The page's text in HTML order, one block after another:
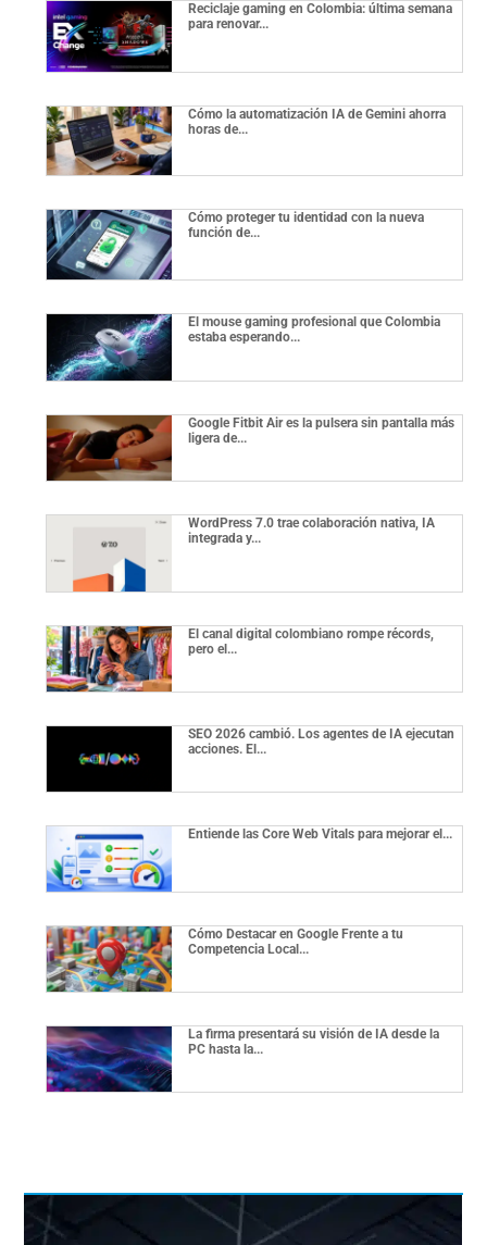
Reciclaje gaming en Colombia: última semana
para renovar...
Cómo la automatización IA de Gemini ahorra
horas de...
Cómo proteger tu identidad con la nueva
función de...
El mouse gaming profesional que Colombia
estaba esperando...
Google Fitbit Air es la pulsera sin pantalla más
ligera de...
WordPress 7.0 trae colaboración nativa, IA
integrada y...
El canal digital colombiano rompe récords,
pero el...
SEO 2026 cambió. Los agentes de IA ejecutan
acciones. El...
Entiende las Core Web Vitals para mejorar el...
Cómo Destacar en Google Frente a tu
Competencia Local...
La firma presentará su visión de IA desde la
PC hasta la...